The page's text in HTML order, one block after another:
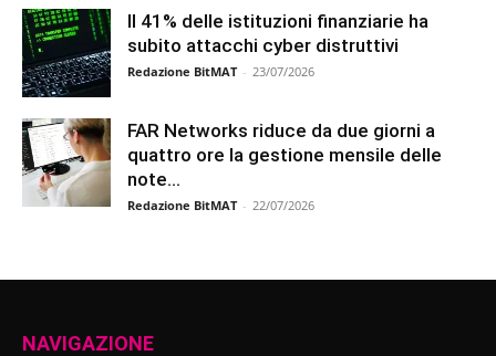
Il 41% delle istituzioni finanziarie ha
subito attacchi cyber distruttivi
Redazione BitMAT - 23/07/2026
FAR Networks riduce da due giorni a
quattro ore la gestione mensile delle
note...
Redazione BitMAT - 22/07/2026
NAVIGAZIONE